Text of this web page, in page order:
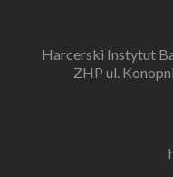
Harcerski Instytut
ZHP ul.